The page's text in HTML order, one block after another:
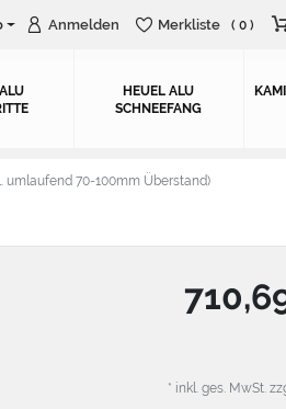
Anmelden Merkliste ( 0 )
HEUEL ALU
SCHNEEFANG
umlaufend 70-100mm Überstand)
* inkl. ges. MwSt.